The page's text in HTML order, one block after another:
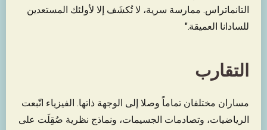
التانماتراس. ممارسة سرية، لا تُكشَف إلا لأولئك المستعدين
للسادانا العميقة."
التقارب
مساران مختلفان تماماً وصلا إلى الوجهة ذاتها. الفيزياء اتّبعت
الرياضيات، وتصادمات الجسيمات، ونماذج نظرية صُقِلَت على